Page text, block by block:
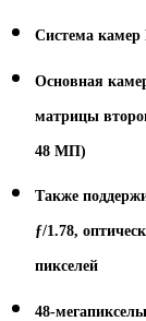
Система
Основная
матрицы
48 МП)
Также
ƒ/1.78,
пикселей
48-